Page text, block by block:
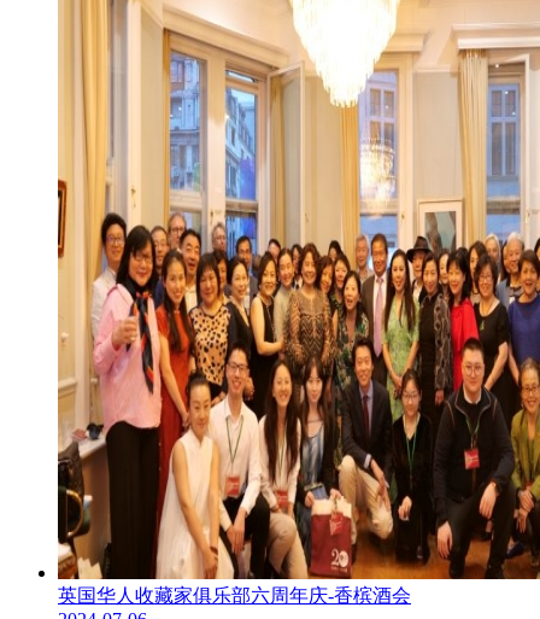
英国华人收藏家俱乐部六周年庆-香槟酒会